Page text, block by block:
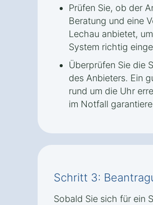
Prüfen Sie, ob der
Beratung und eine
Lechau anbietet,
System richtig
Überprüfen Sie die
des Anbieters. Ein
rund um die Uhr
im Notfall
Schritt 3:
Sobald Sie sich für ein